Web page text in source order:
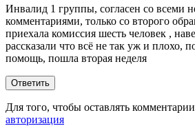
Инвалид 1 группы, согласен со всеми
комментариями, только со второго
приехала комиссия шесть человек ,
рассказали что всё не так уж и плохо,
помощь, пошла вторая неделя
Ответить
Для того, чтобы оставлять
авторизация